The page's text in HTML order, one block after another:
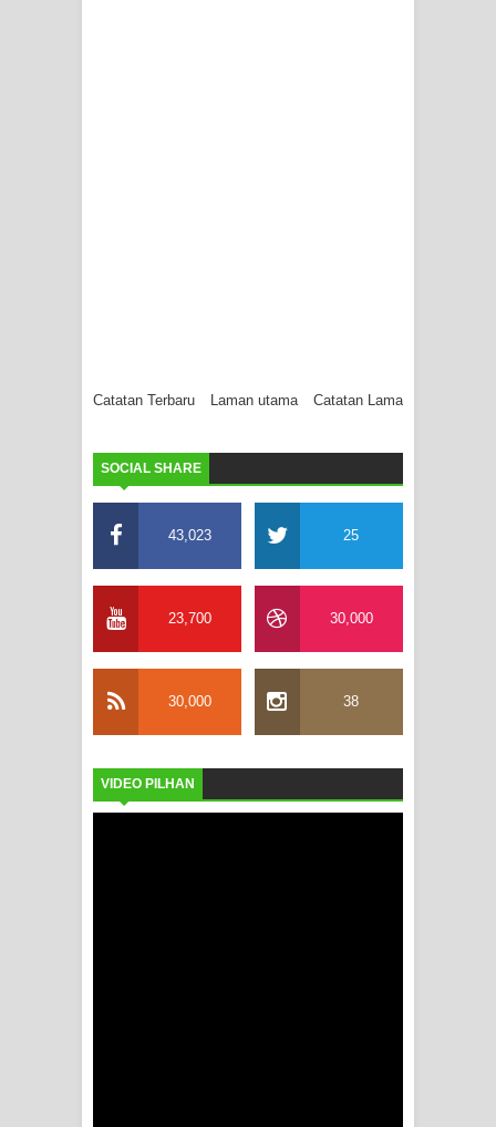
Catatan Terbaru Catatan Lama
Laman utama
SOCIAL SHARE
43,023 25
23,700 30,000
30,000 38
VIDEO PILHAN